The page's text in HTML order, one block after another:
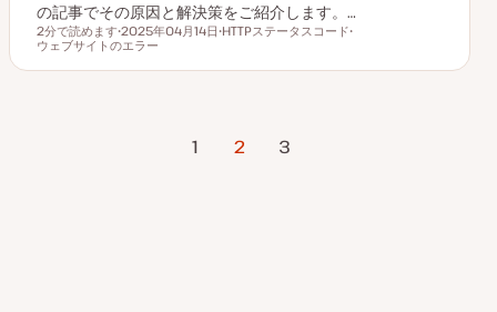
の記事でその原因と解決策をご紹介します。…
読むのにかかる時間
2分で読めます
更
日
2025年04月14日
ッ
HTTPステータスコード
ッ
ウェブサイトのエラー
1 2 3
次のページ